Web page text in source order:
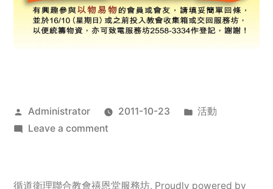
Posted
by
Administrator 2011-10-23
Posted
活動
Leave a commenton
服
循道衛理聯合教會禧恩堂服務坊, Proudly powered by